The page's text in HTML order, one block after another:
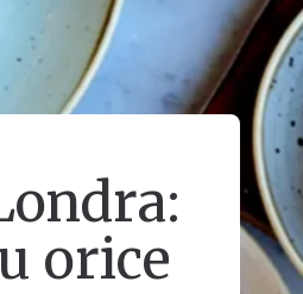
orice